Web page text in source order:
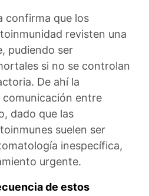
confirma que los
revisten una
pudiendo ser
si no se controlan
De ahí la
entre
dado que las
suelen ser
inespecífica,
urgente.
de estos